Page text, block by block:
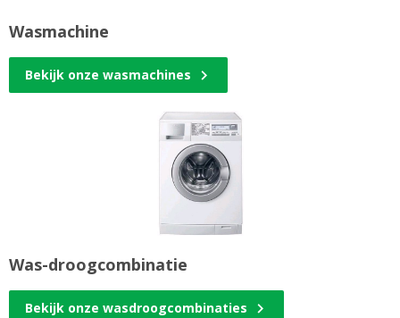
Wasmachine
Bekijk onze wasmachines
Was-droogcombinatie
Bekijk onze wasdroogcombinaties